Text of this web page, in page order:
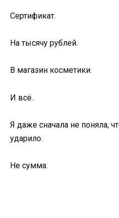
Сертификат.
На тысячу рублей.
В магазин косметики.
И всё.
Я даже сначала не поняла,
ударило.
Не сумма.